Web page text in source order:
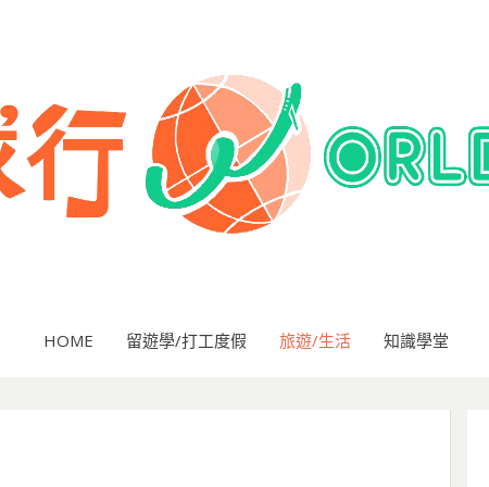
HOME 留遊學/打工度假 旅遊/生活 知識學堂